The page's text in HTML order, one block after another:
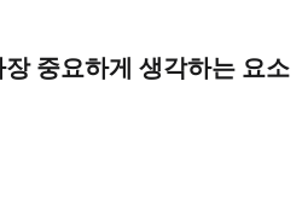
중요하게 생각하는 요소